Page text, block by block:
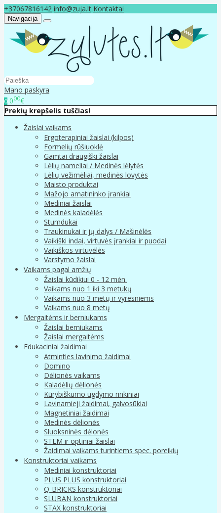
+37067816142 info@zuja.lt Kontaktai
Navigacija
Mano paskyra
0 000€
Prekių krepšelis tuščias!
Žaislai vaikams
Ergoterapiniai žaislai (kilpos)
Formelių rūšiuoklė
Gamtai draugiški žaislai
Lėlių nameliai / Medinės lėlytės
Lėlių vežimėliai, medinės lovytės
Maisto produktai
Mažojo amatininko įrankiai
Mediniai žaislai
Medinės kaladėlės
Stumdukai
Traukinukai ir jų dalys / Mašinėlės
Vaikiški indai, virtuvės įrankiai ir puodai
Vaikiškos virtuvėlės
Varstymo žaislai
Vaikams pagal amžių
Žaislai kūdikiui 0 - 12 mėn.
Vaikams nuo 1 iki 3 metukų
Vaikams nuo 3 metų ir vyresniems
Vaikams nuo 8 metų
Mergaitėms ir berniukams
Žaislai berniukams
Žaislai mergaitėms
Edukaciniai žaidimai
Atminties lavinimo žaidimai
Domino
Dėlionės vaikams
Kaladėlių dėlionės
Kūrybiškumo ugdymo rinkiniai
Lavinamieji žaidimai, galvosūkiai
Magnetiniai žaidimai
Medinės dėlionės
Sluoksninės dėlonės
STEM ir optiniai žaislai
Žaidimai vaikams turintiems spec. poreikių
Konstruktoriai vaikams
Mediniai konstruktoriai
PLUS PLUS konstruktoriai
Q-BRICKS konstruktoriai
SLUBAN konstruktoriai
STAX konstruktoriai